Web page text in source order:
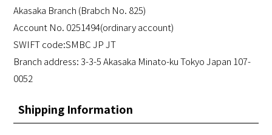
Akasaka Branch (Brabch No. 825)
Account No. 0251494(ordinary account)
SWIFT code:SMBC JP JT
Branch address: 3-3-5 Akasaka Minato-ku Tokyo Japan 107-
0052
Shipping Information